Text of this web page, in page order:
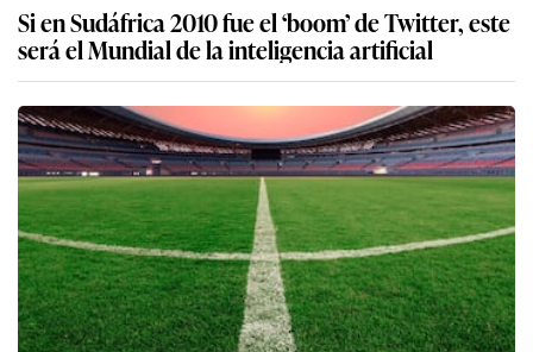
Si en Sudáfrica 2010 fue el ‘boom’ de Twitter, este
será el Mundial de la inteligencia artificial